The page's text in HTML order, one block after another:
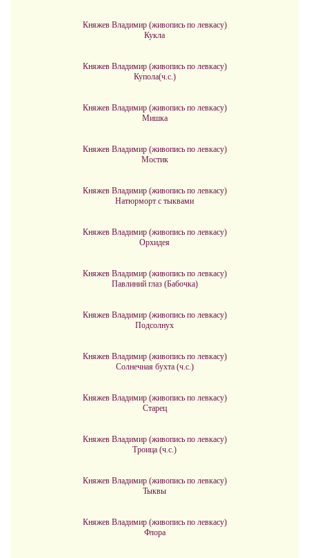
Княжев Владимир (живопись по левкасу)
Кукла
Княжев Владимир (живопись по левкасу)
Купола(ч.с.)
Княжев Владимир (живопись по левкасу)
Мишка
Княжев Владимир (живопись по левкасу)
Мостик
Княжев Владимир (живопись по левкасу)
Натюрморт с тыквами
Княжев Владимир (живопись по левкасу)
Орхидея
Княжев Владимир (живопись по левкасу)
Павлиний глаз (Бабочка)
Княжев Владимир (живопись по левкасу)
Подсолнух
Княжев Владимир (живопись по левкасу)
Солнечная бухта (ч.с.)
Княжев Владимир (живопись по левкасу)
Старец
Княжев Владимир (живопись по левкасу)
Троица (ч.с.)
Княжев Владимир (живопись по левкасу)
Тыквы
Княжев Владимир (живопись по левкасу)
Флора